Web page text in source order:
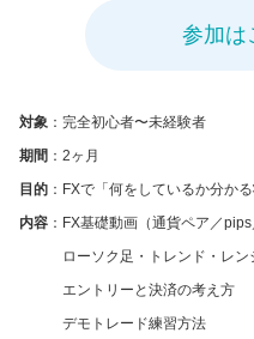
参加は
対象 ：完全初心者〜未経験者
期間 ：2ヶ月
目的 ：FXで「何をしているか分か
内容 ：FX基礎動画（通貨ペア／
ローソク足・トレンド・レン
エントリーと決済の考え方
デモトレード練習方法